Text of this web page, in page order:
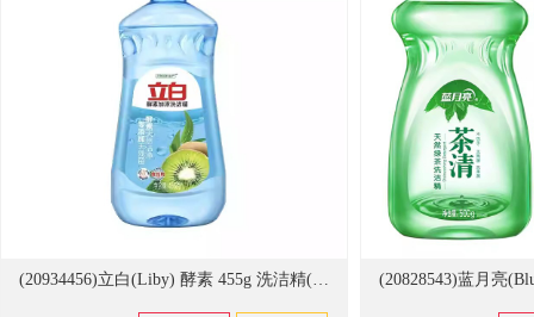
(20934456)立白(Liby) 酵素 455g 洗洁精(单位：瓶)